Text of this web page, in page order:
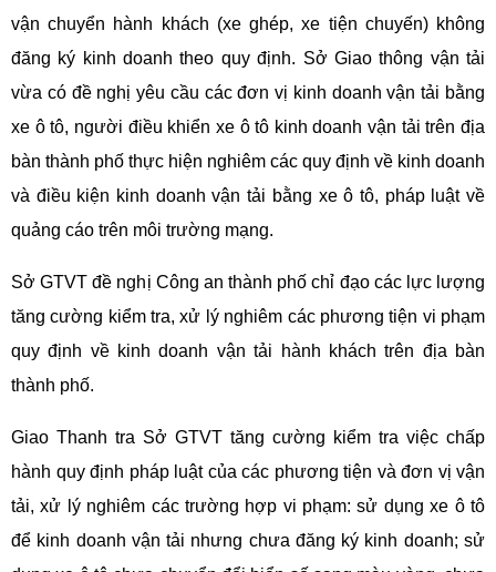
vận chuyển hành khách (xe ghép, xe tiện chuyến) không
đăng ký kinh doanh theo quy định. Sở Giao thông vận tải
vừa có đề nghị yêu cầu các đơn vị kinh doanh vận tải bằng
xe ô tô, người điều khiển xe ô tô kinh doanh vận tải trên địa
bàn thành phố thực hiện nghiêm các quy định về kinh doanh
và điều kiện kinh doanh vận tải bằng xe ô tô, pháp luật về
quảng cáo trên môi trường mạng.
Sở GTVT đề nghị Công an thành phố chỉ đạo các lực lượng
tăng cường kiểm tra, xử lý nghiêm các phương tiện vi phạm
quy định về kinh doanh vận tải hành khách trên địa bàn
thành phố.
Giao Thanh tra Sở GTVT tăng cường kiểm tra việc chấp
hành quy định pháp luật của các phương tiện và đơn vị vận
tải, xử lý nghiêm các trường hợp vi phạm: sử dụng xe ô tô
để kinh doanh vận tải nhưng chưa đăng ký kinh doanh; sử